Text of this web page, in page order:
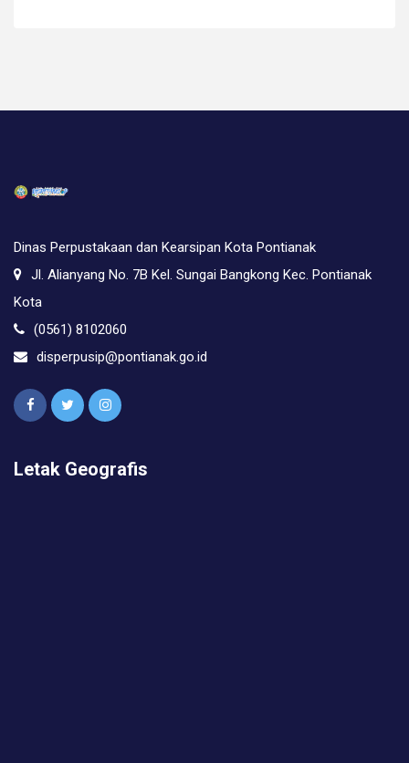
Dinas Perpustakaan dan Kearsipan Kota Pontianak
Jl. Alianyang No. 7B Kel. Sungai Bangkong Kec. Pontianak
Kota
(0561) 8102060
disperpusip@pontianak.go.id
Letak Geografis